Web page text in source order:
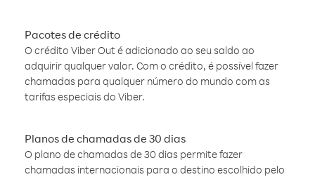
Pacotes de crédito
O crédito Viber Out é adicionado ao seu saldo ao
adquirir qualquer valor. Com o crédito, é possível fazer
chamadas para qualquer número do mundo com as
tarifas especiais do Viber.
Planos de chamadas de 30 dias
O plano de chamadas de 30 dias permite fazer
chamadas internacionais para o destino escolhido pelo